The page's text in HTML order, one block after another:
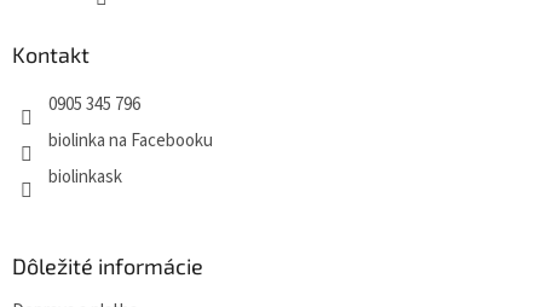
Kontakt
0905 345 796
biolinka na Facebooku
biolinkask
Dôležité informácie